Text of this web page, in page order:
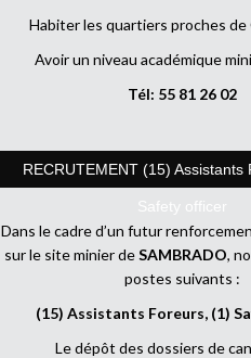
Habiter les quartiers proches de
Avoir un niveau académique
Tél: 55 81 26 02
RECRUTEMENT (15) Assistants
Safety officer
Dans le cadre d’un futur
sur le site minier deSAMBRADO,
postes suivants :
(15) Assistants Foreurs, (1)
Le dépôt des dossiers de